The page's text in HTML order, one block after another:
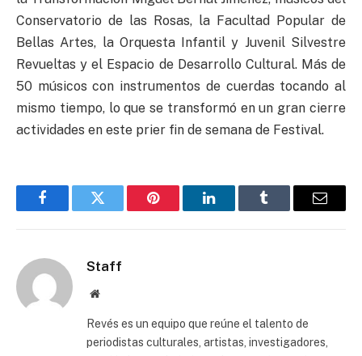
Conservatorio de las Rosas, la Facultad Popular de
Bellas Artes, la Orquesta Infantil y Juvenil Silvestre
Revueltas y el Espacio de Desarrollo Cultural. Más de
50 músicos con instrumentos de cuerdas tocando al
mismo tiempo, lo que se transformó en un gran cierre
actividades en este prier fin de semana de Festival.
FacebookTwitter Pinterest LinkedInTumblr Email
Staff
Website
Revés es un equipo que reúne el talento de
periodistas culturales, artistas, investigadores,